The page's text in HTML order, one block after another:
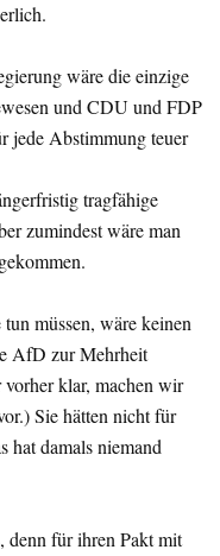
wäre die einzige
und CDU und FDP
jede Abstimmung teuer
tragfähige
zumindest wäre man
müssen, wäre keinen
AfD zur Mehrheit
klar, machen wir
Sie hätten nicht für
hat damals niemand
denn für ihren Pakt mit